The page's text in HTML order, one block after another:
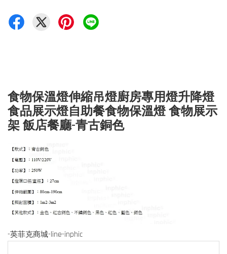
食物保溫燈伸縮吊燈廚房專用燈升降燈
食品展示燈自助餐食物保溫燈 食物展示
架 飯店餐廳-青古銅色
-英菲克商城-line-inphic